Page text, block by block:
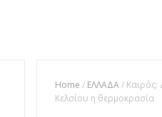
Home / ΕΛΛΑΔΑ/
Κελσίου η θερμοκρασία